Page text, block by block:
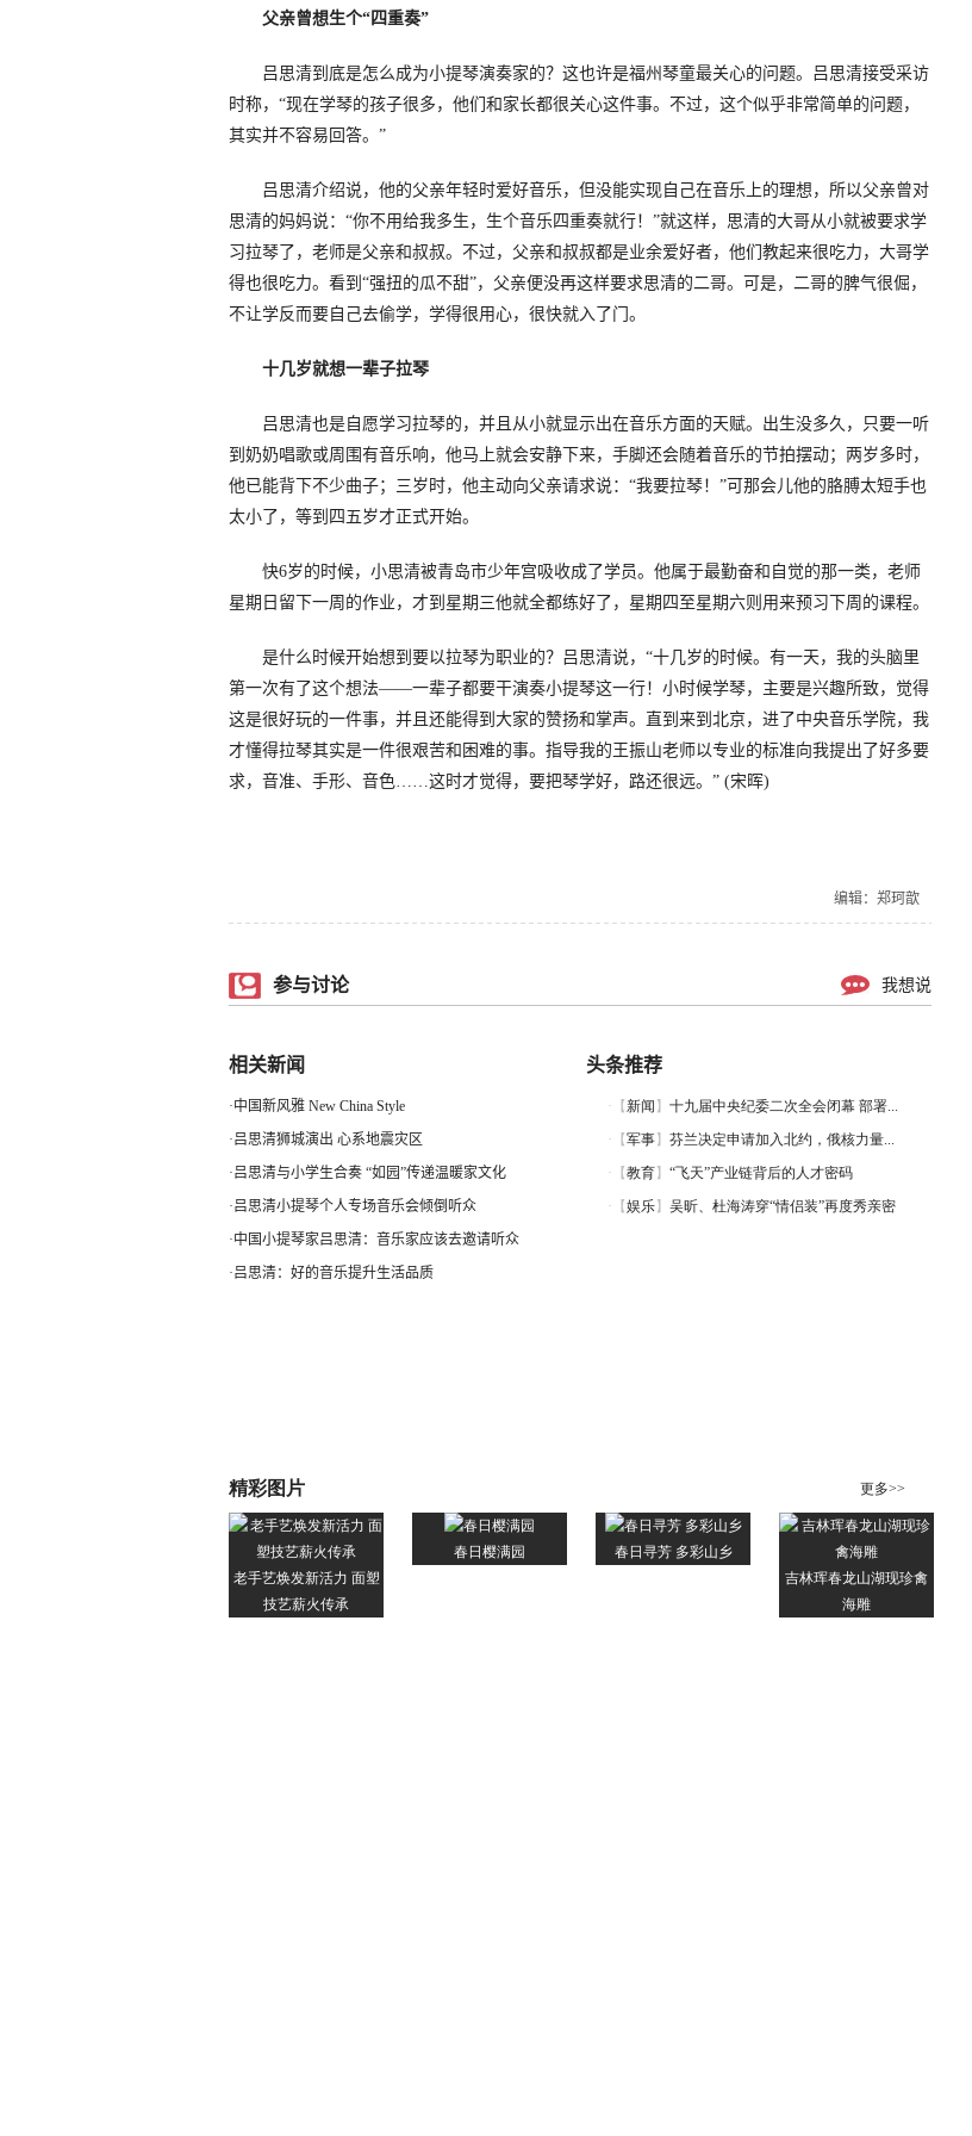
父亲曾想生个“四重奏”
吕思清到底是怎么成为小提琴演奏家的？这也许是福州琴童最关心的问题。吕思清接受采访
时称，“现在学琴的孩子很多，他们和家长都很关心这件事。不过，这个似乎非常简单的问题，
其实并不容易回答。”
吕思清介绍说，他的父亲年轻时爱好音乐，但没能实现自己在音乐上的理想，所以父亲曾对
思清的妈妈说：“你不用给我多生，生个音乐四重奏就行！”就这样，思清的大哥从小就被要求学
习拉琴了，老师是父亲和叔叔。不过，父亲和叔叔都是业余爱好者，他们教起来很吃力，大哥学
得也很吃力。看到“强扭的瓜不甜”，父亲便没再这样要求思清的二哥。可是，二哥的脾气很倔，
不让学反而要自己去偷学，学得很用心，很快就入了门。
十几岁就想一辈子拉琴
吕思清也是自愿学习拉琴的，并且从小就显示出在音乐方面的天赋。出生没多久，只要一听
到奶奶唱歌或周围有音乐响，他马上就会安静下来，手脚还会随着音乐的节拍摆动；两岁多时，
他已能背下不少曲子；三岁时，他主动向父亲请求说：“我要拉琴！”可那会儿他的胳膊太短手也
太小了，等到四五岁才正式开始。
快6岁的时候，小思清被青岛市少年宫吸收成了学员。他属于最勤奋和自觉的那一类，老师
星期日留下一周的作业，才到星期三他就全都练好了，星期四至星期六则用来预习下周的课程。
是什么时候开始想到要以拉琴为职业的？吕思清说，“十几岁的时候。有一天，我的头脑里
第一次有了这个想法——一辈子都要干演奏小提琴这一行！小时候学琴，主要是兴趣所致，觉得
这是很好玩的一件事，并且还能得到大家的赞扬和掌声。直到来到北京，进了中央音乐学院，我
才懂得拉琴其实是一件很艰苦和困难的事。指导我的王振山老师以专业的标准向我提出了好多要
求，音准、手形、音色……这时才觉得，要把琴学好，路还很远。” (宋晖)
编辑：郑珂歆
参与讨论 我想说
相关新闻
·中国新风雅 New China Style
·吕思清狮城演出 心系地震灾区
·吕思清与小学生合奏 “如园”传递温暖家文化
·吕思清小提琴个人专场音乐会倾倒听众
·中国小提琴家吕思清：音乐家应该去邀请听众
·吕思清：好的音乐提升生活品质
头条推荐